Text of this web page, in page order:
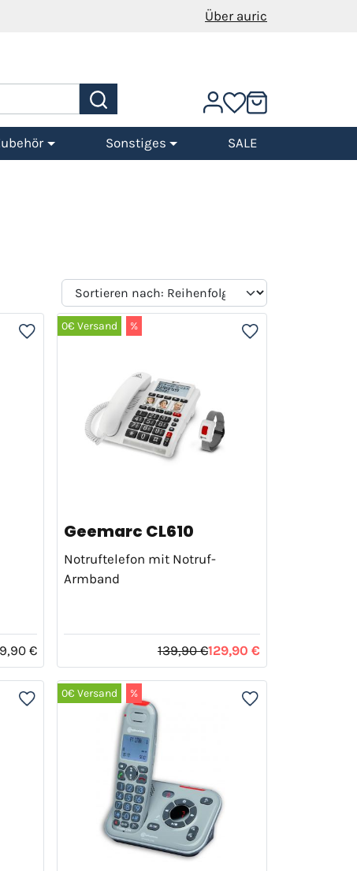
Über auric
Sonstiges SALE
€
0€ Versand %
Geemarc CL610
Notruftelefon mit Notruf-
Armband
139,90 €129,90 €
0€ Versand %